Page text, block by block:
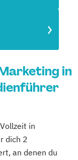
in
in
dich 2
an denen du